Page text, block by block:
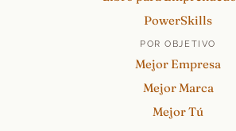
PowerSkills
POR OBJETIVO
Mejor Empresa
Mejor Marca
Mejor Tú